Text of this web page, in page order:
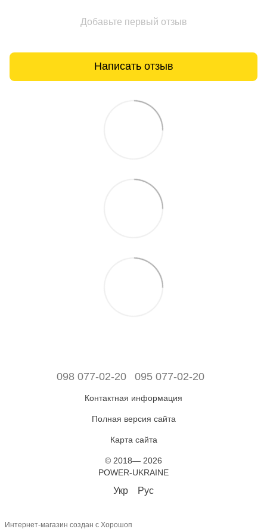
Добавьте первый отзыв
Написать отзыв
098 077-02-20 095 077-02-20
Контактная информация
Полная версия сайта
Карта сайта
© 2018— 2026
POWER-UKRAINE
Укр Рус
Интернет-магазин создан с Хорошоп